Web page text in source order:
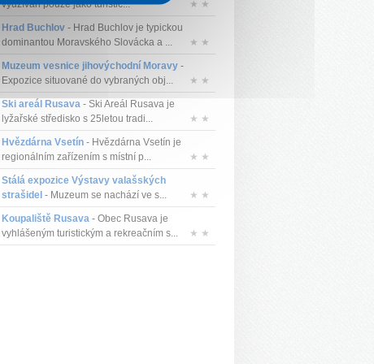
využíván pouze jako turistic...
★ ★
Hrad Buchlov- Hrad Buchlov je typickou
dominantou Moravského Slovácka a ...
★ ★
Muzeum vesnice jihovýchodní Moravy-
Expozice situované do vybraných obj...
★ ★
Ski areál Rusava- Ski Areál Rusava je
lyžařské středisko s 25letou tradi...
★ ★
Hvězdárna Vsetín- Hvězdárna Vsetín je
regionálním zařízením s místní p...
★ ★
Stálá expozice Výstavy valašských
strašidel - Muzeum se nachází ve s... ★ ★
Koupaliště Rusava- Obec Rusava je
vyhlášeným turistickým a rekreačním s...
★ ★